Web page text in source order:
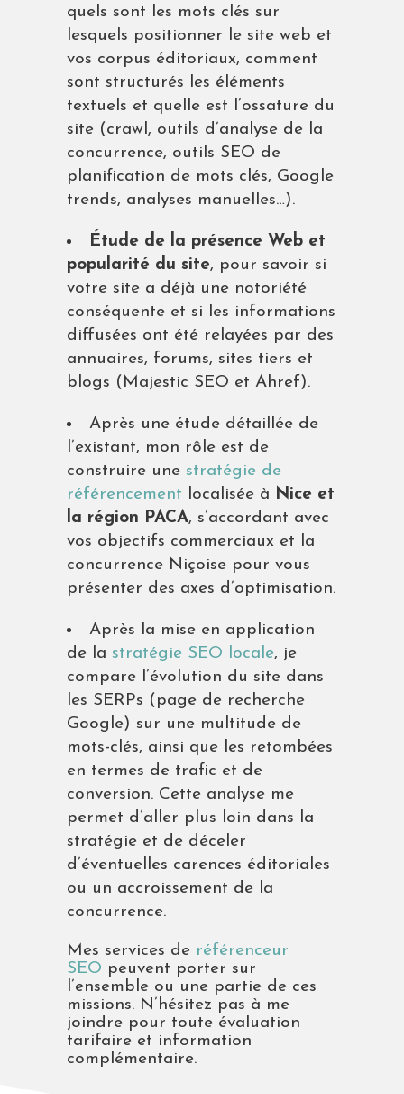
quels sont les mots clés sur
lesquels positionner le site web et
vos corpus éditoriaux, comment
sont structurés les éléments
textuels et quelle est l’ossature du
site (crawl, outils d’analyse de la
concurrence, outils SEO de
planification de mots clés, Google
trends, analyses manuelles…).
Étude de la présence Web et
popularité du site, pour savoir si
votre site a déjà une notoriété
conséquente et si les informations
diffusées ont été relayées par des
annuaires, forums, sites tiers et
blogs (Majestic SEO et Ahref).
Après une étude détaillée de
l’existant, mon rôle est de
construire une stratégie de
référencement localisée à Nice et
la région PACA, s’accordant avec
vos objectifs commerciaux et la
concurrence Niçoise pour vous
présenter des axes d’optimisation.
Après la mise en application
de la stratégie SEO locale, je
compare l’évolution du site dans
les SERPs (page de recherche
Google) sur une multitude de
mots-clés, ainsi que les retombées
en termes de trafic et de
conversion. Cette analyse me
permet d’aller plus loin dans la
stratégie et de déceler
d’éventuelles carences éditoriales
ou un accroissement de la
concurrence.
Mes services de référenceur
SEO peuvent porter sur
l’ensemble ou une partie de ces
missions. N’hésitez pas à me
joindre pour toute évaluation
tarifaire et information
complémentaire.